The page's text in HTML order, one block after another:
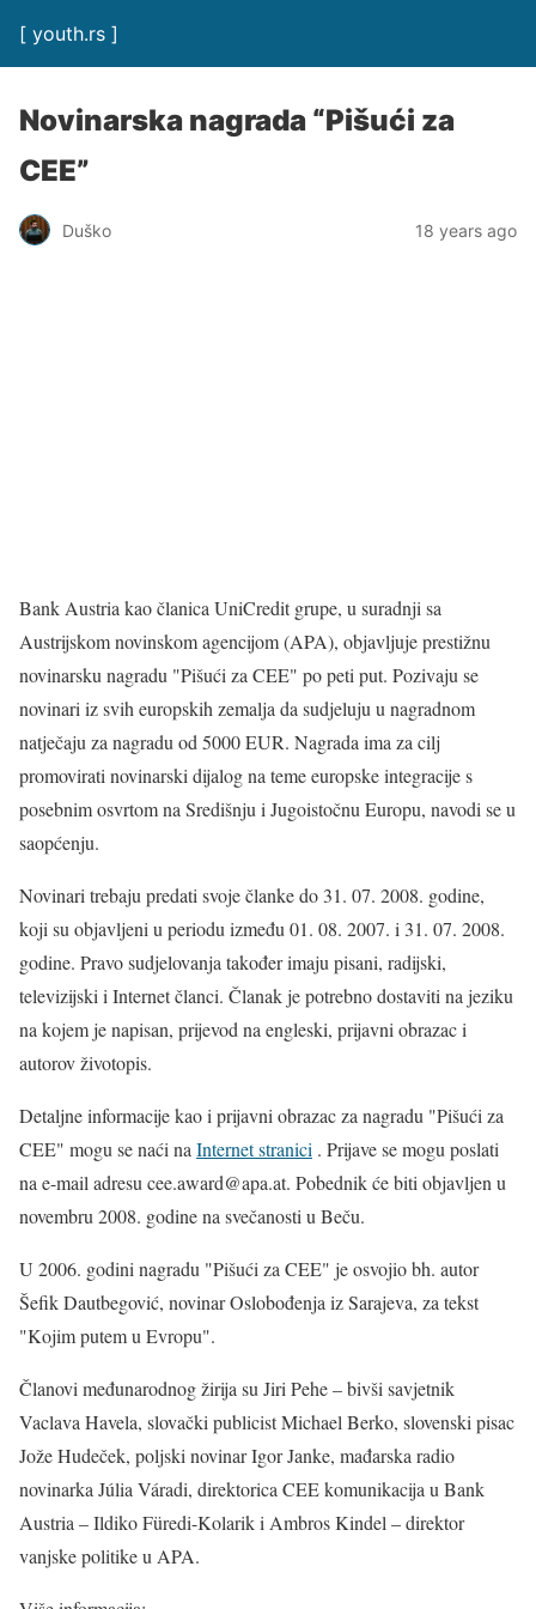
[ youth.rs ]
Novinarska nagrada “Pišući za
CEE”
Duško 18 years ago
Bank Austria kao članica UniCredit grupe, u suradnji sa
Austrijskom novinskom agencijom (APA), objavljuje prestižnu
novinarsku nagradu "Pišući za CEE" po peti put. Pozivaju se
novinari iz svih europskih zemalja da sudjeluju u nagradnom
natječaju za nagradu od 5000 EUR. Nagrada ima za cilj
promovirati novinarski dijalog na teme europske integracije s
posebnim osvrtom na Središnju i Jugoistočnu Europu, navodi se u
saopćenju.
Novinari trebaju predati svoje članke do 31. 07. 2008. godine,
koji su objavljeni u periodu između 01. 08. 2007. i 31. 07. 2008.
godine. Pravo sudjelovanja također imaju pisani, radijski,
televizijski i Internet članci. Članak je potrebno dostaviti na jeziku
na kojem je napisan, prijevod na engleski, prijavni obrazac i
autorov životopis.
Detaljne informacije kao i prijavni obrazac za nagradu "Pišući za
CEE" mogu se naći na Internet stranici . Prijave se mogu poslati
na e-mail adresu cee.award@apa.at. Pobednik će biti objavljen u
novembru 2008. godine na svečanosti u Beču.
U 2006. godini nagradu "Pišući za CEE" je osvojio bh. autor
Šefik Dautbegović, novinar Oslobođenja iz Sarajeva, za tekst
"Kojim putem u Evropu".
Članovi međunarodnog žirija su Jiri Pehe – bivši savjetnik
Vaclava Havela, slovački publicist Michael Berko, slovenski pisac
Jože Hudeček, poljski novinar Igor Janke, mađarska radio
novinarka Júlia Váradi, direktorica CEE komunikacija u Bank
Austria – Ildiko Füredi-Kolarik i Ambros Kindel – direktor
vanjske politike u APA.